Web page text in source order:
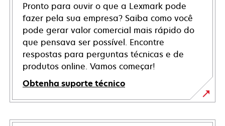
Pronto para ouvir o que a Lexmark pode
fazer pela sua empresa? Saiba como você
pode gerar valor comercial mais rápido do
que pensava ser possível. Encontre
respostas para perguntas técnicas e de
produtos online. Vamos começar!
Obtenha suporte técnico
abre
em